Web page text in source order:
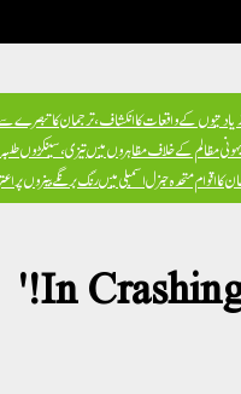
کے واقعات کا انکشاف، ترجمان کا تبصرے سے
مظالم کے خلاف مظاہروں میں تیزی، سینکڑوں
کا اقوام متحدہ جنرل اسمبلی میں رنگ برنگے بینروں
In